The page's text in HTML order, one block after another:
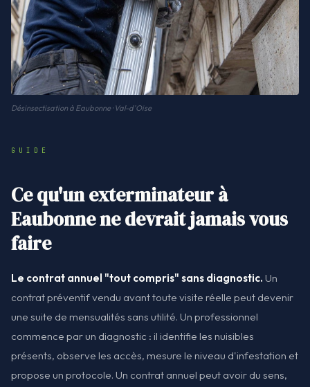
Désinsectisation à Eaubonne · Val-d'Oise
GUIDE
Ce qu'un exterminateur à
Eaubonne ne devrait jamais vous
faire
Le contrat annuel "tout compris" sans diagnostic. Un
contrat préventif vendu avant toute visite réelle peut devenir
une suite de mensualités sans utilité. Un professionnel
commence par un diagnostic : il identifie les nuisibles
présents, observe les accès, mesure le niveau d'infestation et
propose un protocole. Un contrat annuel peut avoir du sens,